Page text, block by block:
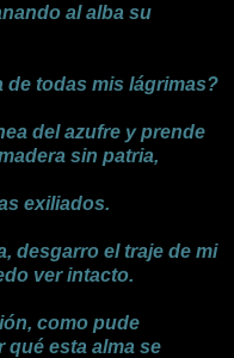
al alba su
de todas mis lágrimas?
del azufre y prende
sin patria,
exiliados.
desgarro el traje de mi
ver intacto.
como pude
qué esta alma se